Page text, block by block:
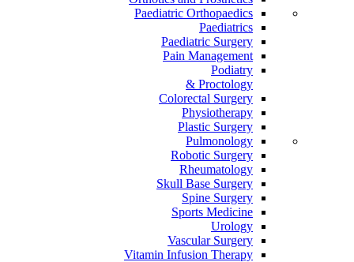
Paediatric Orthopaedics
Paediatrics
Paediatric Surgery
Pain Management
Podiatry
Proctology &
Colorectal Surgery
Physiotherapy
Plastic Surgery
Pulmonology
Robotic Surgery
Rheumatology
Skull Base Surgery
Spine Surgery
Sports Medicine
Urology
Vascular Surgery
Vitamin Infusion Therapy